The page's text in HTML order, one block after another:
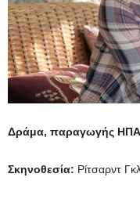
Δράμα, παραγωγής ΗΠΑ
Σκηνοθεσία: Ρίτσαρντ